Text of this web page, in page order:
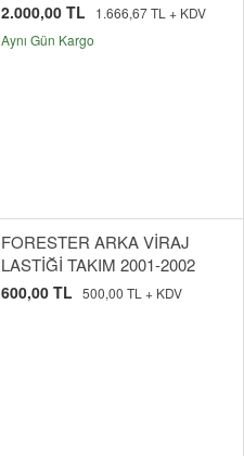
2.000,00 TL
1.666,67 TL + KDV
Aynı Gün Kargo
FORESTER ARKA VİRAJ
LASTİĞİ TAKIM 2001-2002
600,00 TL 500,00 TL + KDV